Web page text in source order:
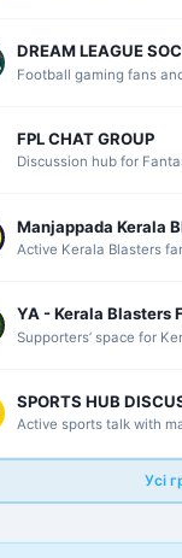
DREAM LEAGUE
Football gaming fans
FPL CHAT GROUP
Discussion hub for
Manjappada Kerala
Active Kerala Blasters
YA - Kerala Blasters
Supporters’ space for
SPORTS HUB
Active sports talk with
Усі